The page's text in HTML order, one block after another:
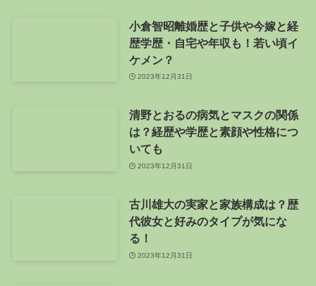
小倉智昭離婚歴と子供や今嫁と経
歴学歴・自宅や年収も！若い頃イ
ケメン？
2023年12月31日
清野とおるの病気とマスクの関係
は？経歴や学歴と素顔や性格につ
いても
2023年12月31日
古川雄大の実家と家族構成は？歴
代彼女と好みのタイプが気にな
る！
2023年12月31日